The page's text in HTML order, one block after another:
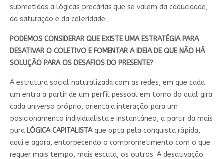
submetidas a lógicas precárias que se valem da caducidade,
da saturação e da celeridade.
PODEMOS CONSIDERAR QUE EXISTE UMA ESTRATÉGIA PARA
DESATIVAR O COLETIVO E FOMENTAR A IDEIA DE QUE NÃO HÁ
SOLUÇÃO PARA OS DESAFIOS DO PRESENTE?
A estrutura social naturalizada com as redes, em que cada
um entra a partir de um perfil pessoal em torno do qual gira
cada universo próprio, orienta a interação para um
posicionamento individualista e instantâneo, a partir da mais
pura LÓGICA CAPITALISTAque opta pela conquista rápida,
aqui e agora, entorpecendo o comprometimento com o que
requer mais tempo, mais escuta, os outros. A desativação